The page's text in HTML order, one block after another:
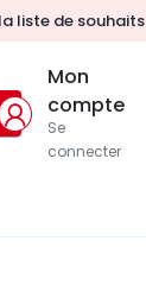
liste de souhaits
Mon
compte
Se
connecter